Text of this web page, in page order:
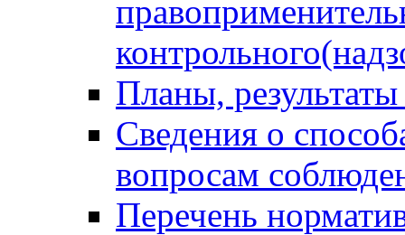
Планы,
Сведения о
вопросам
Перечень